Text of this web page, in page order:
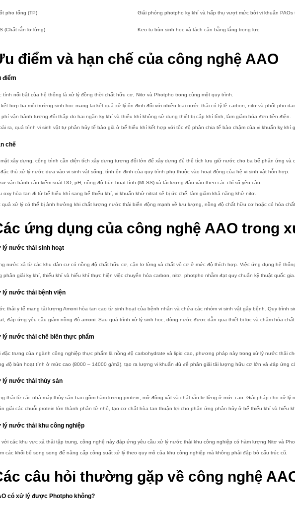
pho tổng (TP) Giải phóng photpho kỵ khí và hấp thụ vượt mức bởi vi khuẩn PAOs
(Chất rắn lơ lửng) Keo tụ bùn sinh học và tách cặn bằng lắng trọng lực.
điểm và hạn chế của công nghệ AAO
điểm
tính nổi bật của hệ thống là xử lý đồng thời chất hữu cơ, Nitơ và Photpho trong cùng một quy trình.
hợp ba môi trường sinh học mang lại kết quả xử lý ổn định đối với nhiều loại nước thải có tỷ lệ carbon, nitơ và phốt pho
phí vận hành tương đối thấp do hai ngăn kỵ khí và thiếu khí không sử dụng thiết bị cấp khí tĩnh, làm giảm hóa đơn tiền điện.
ra, quá trình vi sinh vật tự phân hủy tế bào già ở bể hiếu khí kết hợp với tốc độ phân chia tế bào chậm của vi khuẩn kỵ
chế
xây dựng, công trình cần diện tích xây dựng tương đối lớn để xây dựng đủ thể tích lưu giữ nước cho ba bể phản ứng và
đặc thù xử lý nước dựa vào vi sinh vật sống, tính ổn định của quy trình phụ thuộc vào hoạt động của hệ vi sinh vật hỗn hợp.
vận hành cần kiểm soát DO, pH, nồng độ bùn hoạt tính (MLSS) và tải lượng đầu vào theo các chỉ số yêu cầu.
oxy hòa tan đi từ bể hiếu khí sang bể thiếu khí, vi khuẩn khử nitrat sẽ bị ức chế, làm giảm khả năng khử nitơ.
quả xử lý có thể bị ảnh hưởng khi chất lượng nước thải biến động mạnh về lưu lượng, nồng độ chất hữu cơ hoặc có hóa
ứng dụng của công nghệ AAO trong
lý nước thải sinh hoạt
nước xả từ các khu dân cư có nồng độ chất hữu cơ, cặn lơ lửng và chất vô cơ ở mức độ thích hợp. Việc ứng dụng hệ
phân giải kỵ khí, thiếu khí và hiếu khí thực hiện việc chuyển hóa carbon, nitơ, photpho nhằm đạt quy chuẩn kỹ thuật quốc gia.
lý nước thải bệnh viện
thải y tế mang tải lượng Amoni hòa tan cao từ sinh hoạt của bệnh nhân và chứa các nhóm vi sinh vật gây bệnh. Quy
đáp ứng yêu cầu giảm nồng độ amoni. Sau quá trình xử lý sinh học, dòng nước được dẫn qua thiết bị lọc và châm hóa
lý nước thải chế biến thực phẩm
đặc trưng của ngành công nghiệp thực phẩm là nồng độ carbohydrate và lipid cao, phương pháp này trong xử lý nước thải
độ bùn hoạt tính ở mức cao (8000 – 14000 g/m3), tạo ra lượng vi khuẩn đủ để phân giải tải lượng hữu cơ lớn và đáp ứng
lý nước thải thủy sản
thải từ các nhà máy thủy sản bao gồm hàm lượng protein, mỡ động vật và chất rắn lơ lửng ở mức cao. Giải pháp cho xử
giải các chuỗi protein lớn thành phân tử nhỏ, tạo cơ chất hòa tan thuận lợi cho phản ứng phân hủy ở bể thiếu khí và hiếu
lý nước thải khu công nghiệp
với các khu vực xả thải tập trung, công nghệ này đáp ứng yêu cầu xử lý nước thải khu công nghiệp có hàm lượng Nitơ và
các khối bể song song để nâng cấp công suất xử lý theo quy mô của khu công nghiệp mà không phải đập bỏ cấu trúc cũ.
câu hỏi thường gặp về công nghệ
có xử lý được Photpho không?